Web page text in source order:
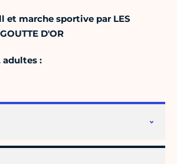
marche sportive par LES
D'OR
adultes :